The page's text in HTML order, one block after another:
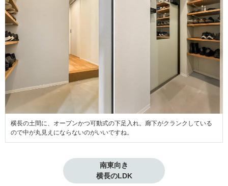
横長の土間に、オープンかつ可動式の下足入れ。廊下がクランクしている
ので中が丸見えにならないのがいいですね。
南東向き
横長のLDK